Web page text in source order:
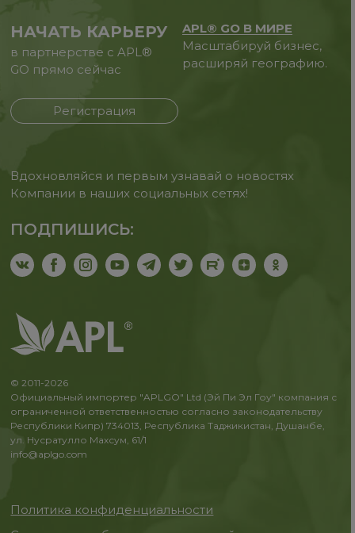
НАЧАТЬ КАРЬЕРУ
в партнерстве с APL®
GO прямо сейчас
Регистрация
APL® GO В МИРЕ
Масштабируй бизнес,
расширяй географию.
Вдохновляйся и первым узнавай о новостях
Компании в наших социальных сетях!
ПОДПИШИСЬ:
© 2011-2026
Официальный импортер "APLGO" Ltd (Эй Пи Эл Гоу" компания с
ограниченной ответственностью согласно законодательству
Республики Кипр) 734013, Республика Таджикистан, Душанбе,
ул. Нусратулло Махсум, 61/1
info@aplgo.com
Политика конфиденциальности